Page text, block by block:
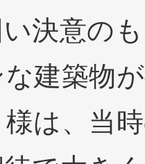
決意の
建築物
は、当